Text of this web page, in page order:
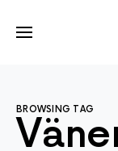
BROWSING TAG